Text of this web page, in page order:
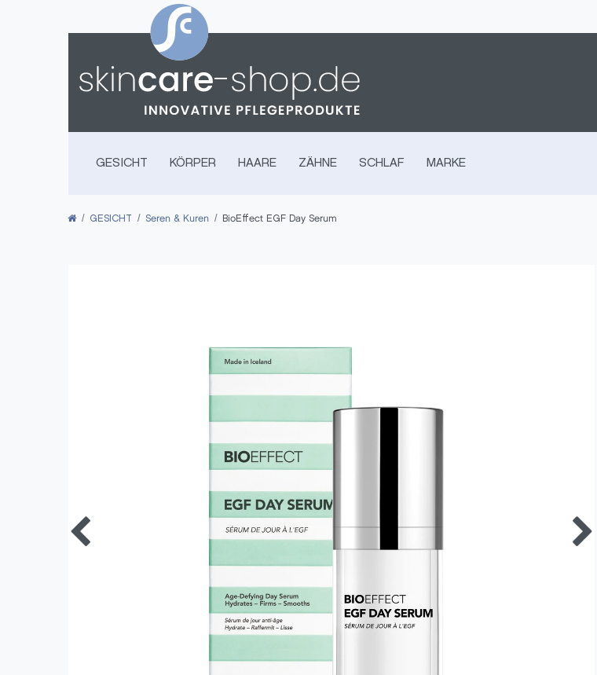
GESICHT KÖRPER HAARE ZÄHNE SCHLAF MARKE
GESICHT Seren & Kuren BioEffect EGF Day Serum